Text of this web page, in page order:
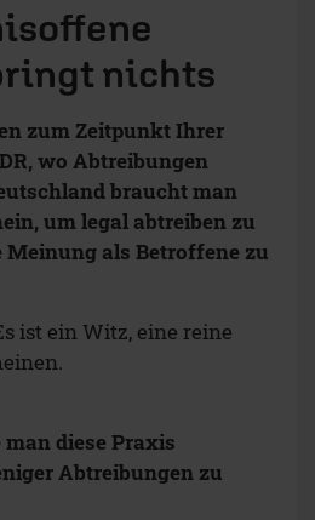
nichts
zum Zeitpunkt Ihrer
wo Abtreibungen
braucht man
um legal abtreiben zu
als Betroffene zu
ist ein Witz, eine reine
diese Praxis
Abtreibungen zu